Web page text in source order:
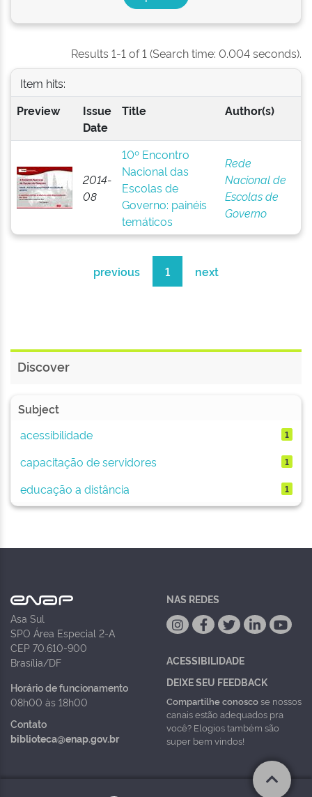
Results 1-1 of 1 (Search time: 0.004 seconds).
Item hits:
Preview
Issue
Date
Title Author(s)
2014-
08
10º Encontro
Nacional das
Escolas de
Governo: painéis
temáticos
Rede
Nacional de
Escolas de
Governo
previous 1 next
Discover
Subject
acessibilidade
1
capacitação de servidores 1
educação a distância 1
Asa Sul
SPO Área Especial 2-A
CEP 70.610-900
Brasília/DF
Horário de funcionamento
08h00 às 18h00
Contato
biblioteca@enap.gov.br
NAS REDES
ACESSIBILIDADE
DEIXE SEU FEEDBACK
Compartilhe conoscose nossos
canais estão adequados pra
você? Elogios também são
super bem vindos!